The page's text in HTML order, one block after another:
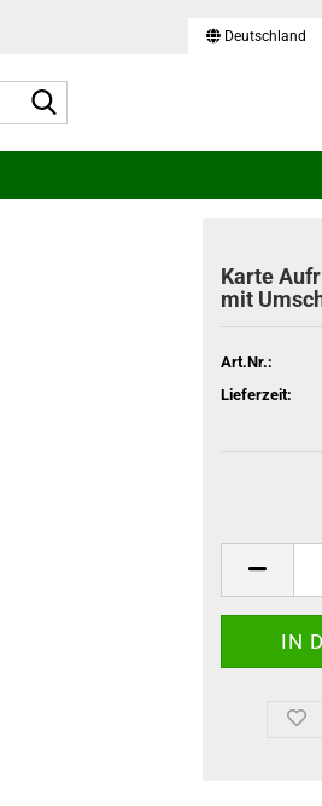
Deutschland
Karte
mit
Art.Nr.:
Lieferzeit: